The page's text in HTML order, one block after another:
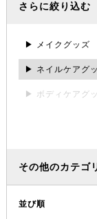
さらに絞り込む
▶ メイクグッズ
▶ ネイルケアグ
▶ ボディケアグ
その他のカテゴ
並び順